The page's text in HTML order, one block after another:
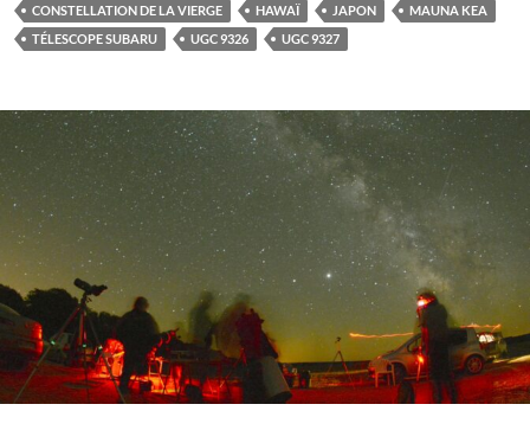
CONSTELLATION DE LA VIERGE HAWAÏ JAPON
MAUNA KEA
TÉLESCOPE SUBARU
UGC 9326 UGC 9327